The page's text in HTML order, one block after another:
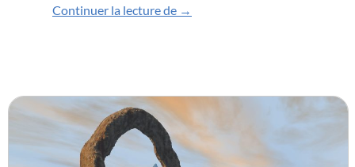
Continuer la lecture de Baptisés et envoyés comme
→